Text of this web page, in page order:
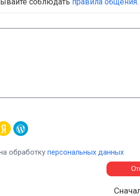
обработку персональных данных